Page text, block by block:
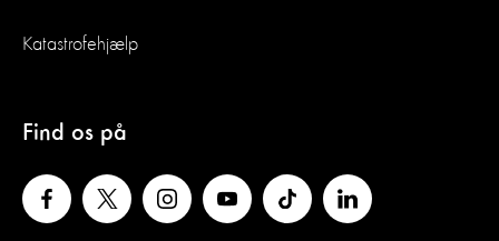
Katastrofehjælp
Find os på